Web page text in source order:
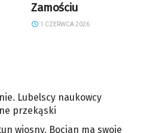
Zamościu
1 CZERWCA 2026
Lubelscy naukowcy
przekąski
wiosny. Bocian ma swoje